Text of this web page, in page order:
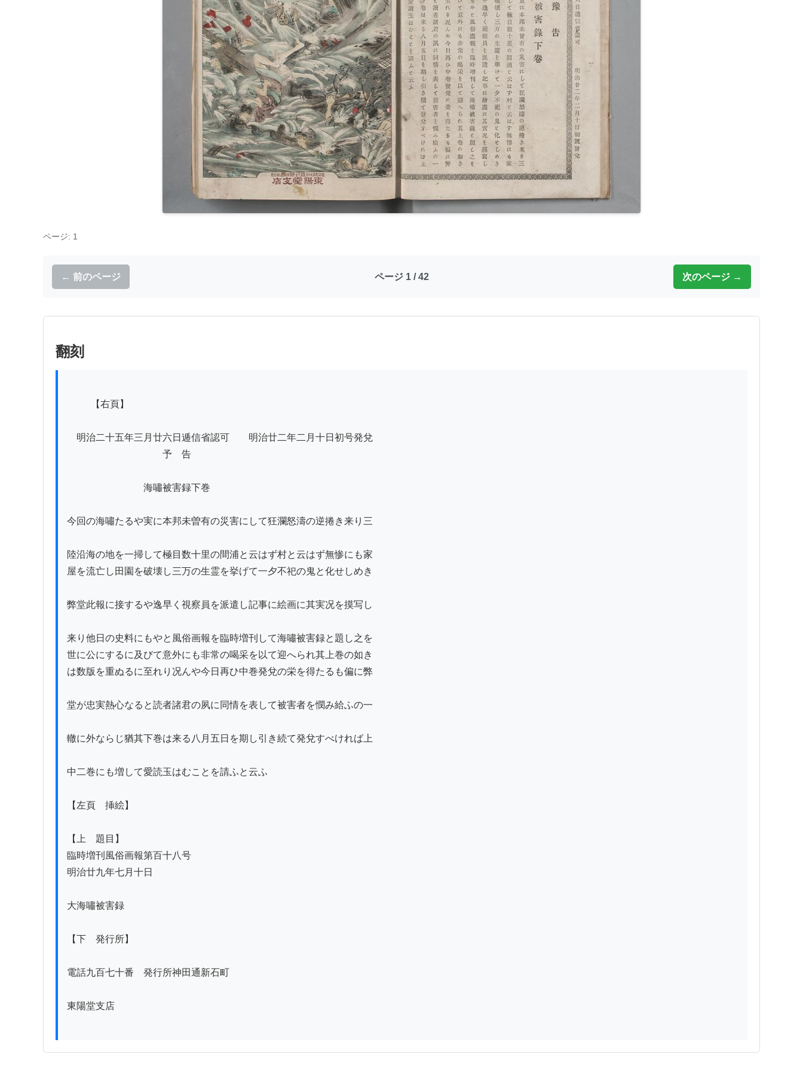
ページ: 1
← 前のページ ページ 1 / 42 次のページ →
翻刻
明治二十五年三月廿六日逓信省認可　　明治廿二年二月十日初号発兌
予　告
海嘯被害録下巻
今回の海嘯たるや実に本邦未曽有の災害にして狂瀾怒濤の逆捲き来り三
陸沿海の地を一掃して極目数十里の間浦と云はず村と云はず無惨にも家
屋を流亡し田園を破壊し三万の生霊を挙げて一夕不祀の鬼と化せしめき
弊堂此報に接するや逸早く視察員を派遣し記事に絵画に其実况を摸写し
来り他日の史料にもやと風俗画報を臨時増刊して海嘯被害録と題し之を
世に公にするに及びて意外にも非常の喝采を以て迎へられ其上巻の如き
は数版を重ぬるに至れり况んや今日再ひ中巻発兌の栄を得たるも偏に弊
堂が忠実熱心なると読者諸君の夙に同情を表して被害者を憫み給ふの一
轍に外ならじ猶其下巻は来る八月五日を期し引き続て発兌すべければ上
中二巻にも増して愛読玉はむことを請ふと云ふ
【左頁　挿絵】
【上　題目】
臨時増刊風俗画報第百十八号
明治廿九年七月十日
大海嘯被害録
【下　発行所】
電話九百七十番　発行所神田通新石町
東陽堂支店